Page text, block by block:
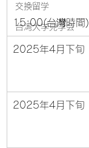
交換留学
台湾大学見学会
15:00(台灣時間)
2025年4月下旬
2025年4月下旬